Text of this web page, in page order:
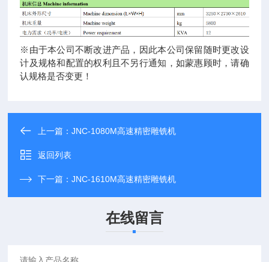
※由于本公司不断改进产品，因此本公司保留随时更改设
计及规格和配置的权利且不另行通知，如蒙惠顾时，请确
认规格是否变更！
上一篇：JNC-1080M高速精密雕铣机
返回列表
下一篇：JNC-1610M高速精密雕铣机
在线留言